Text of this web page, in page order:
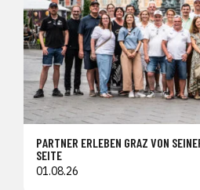
PARTNER ERLEBEN GRAZ VON
SEITE
01.08.26